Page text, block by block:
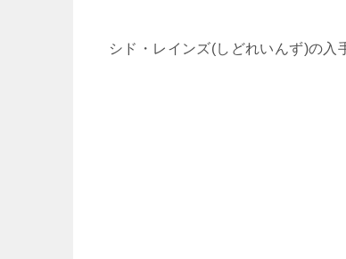
シド・レインズ(しどれいんず)の入